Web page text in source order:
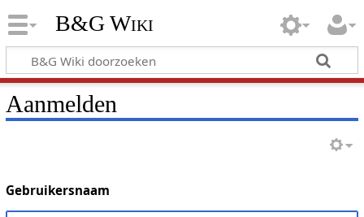
B&G Wiki
Aanmelden
Gebruikersnaam